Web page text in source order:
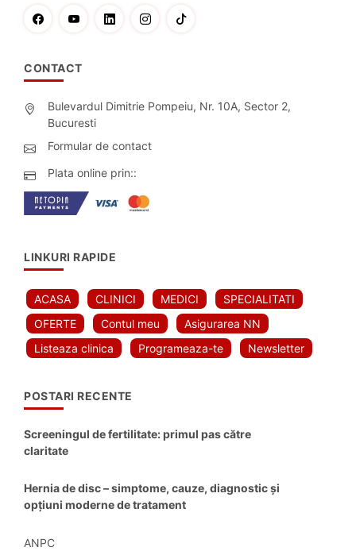
CONTACT
Bulevardul Dimitrie Pompeiu, Nr. 10A, Sector 2,
Bucuresti
Formular de contact
Plata online prin::
LINKURI RAPIDE
ACASA CLINICI MEDICI
SPECIALITATI
OFERTE
Contul meu
Asigurarea NN
Listeaza clinica
Programeaza-te Newsletter
POSTARI RECENTE
Screeningul de fertilitate: primul pas către
claritate
Hernia de disc – simptome, cauze, diagnostic și
opțiuni moderne de tratament
ANPC